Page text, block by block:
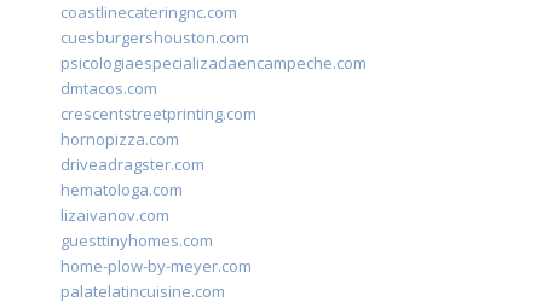
coastlinecateringnc.com
cuesburgershouston.com
psicologiaespecializadaencampeche.com
dmtacos.com
crescentstreetprinting.com
hornopizza.com
driveadragster.com
hematologa.com
lizaivanov.com
guesttinyhomes.com
home-plow-by-meyer.com
palatelatincuisine.com